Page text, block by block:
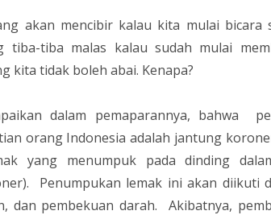
akan mencibir kalau kita mulai bicara
tiba-tiba malas kalau sudah mulai
kita tidak boleh abai. Kenapa?
dalam pemaparannya, bahwa
orang Indonesia adalah jantung
yang menumpuk pada dinding
Penumpukan lemak ini akan diikuti
dan pembekuan darah. Akibatnya,